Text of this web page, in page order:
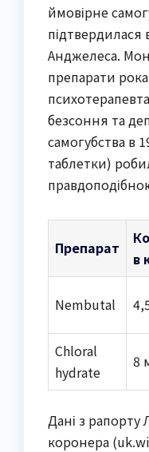
ймовірне
підтвердилася
Анджелеса.
препарати
безсоння та
самогубства в
таблетки)
Препарат
в
Nembutal
Chloral
hydrate
8
Дані з
коронера